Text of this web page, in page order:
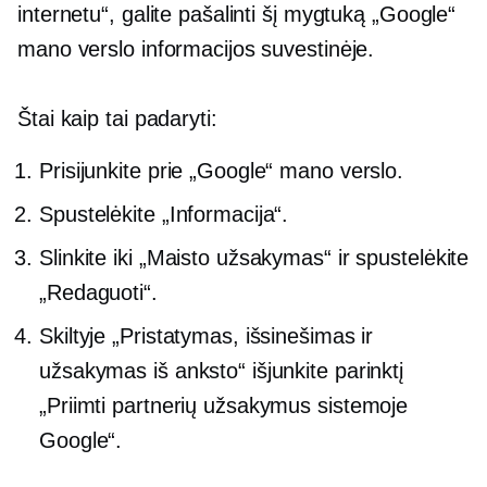
internetu“, galite pašalinti šį mygtuką „Google“
mano verslo informacijos suvestinėje.
Štai kaip tai padaryti:
Prisijunkite prie „Google“ mano verslo.
Spustelėkite „Informacija“.
Slinkite iki „Maisto užsakymas“ ir spustelėkite
„Redaguoti“.
Skiltyje „Pristatymas, išsinešimas ir
užsakymas iš anksto“ išjunkite parinktį
„Priimti partnerių užsakymus sistemoje
Google“.